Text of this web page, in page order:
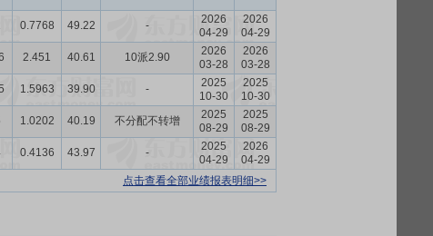
0.7768 49.22 -
2026
04-29
2026
04-29
2.451 40.61 10派2.90
2026
03-28
2026
03-28
1.5963 39.90 -
2025
10-30
2025
10-30
1.0202 40.19 不分配不转增
2025
08-29
2025
08-29
0.4136 43.97 -
2025
04-29
2026
04-29
点击查看全部业绩报表明细>>